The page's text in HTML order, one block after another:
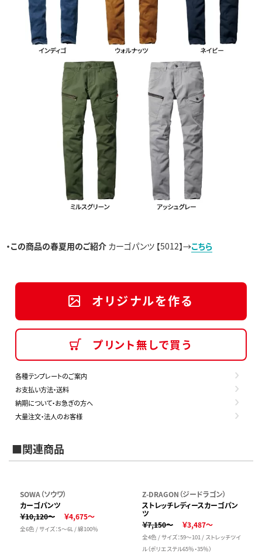
・この商品の春夏用のご紹介 カーゴパンツ 【5012】→こちら
オリジナルを作る
プリント無しで買う
各種テンプレートのご案内
お支払い方法・送料
納期について・お急ぎの方へ
大量注文・法人のお客様
■関連商品
SOWA（ソウワ）
カーゴパンツ
￥10,120～
￥4,675～
全6色 / サイズ：S～6L / 綿100％
Z-DRAGON（ジードラゴン）
ストレッチレディースカーゴパン
ツ
￥7,150～
￥3,487～
全4色 / サイズ：59～101 / ストレッチツイ
ル（ポリエステル65％・35％）